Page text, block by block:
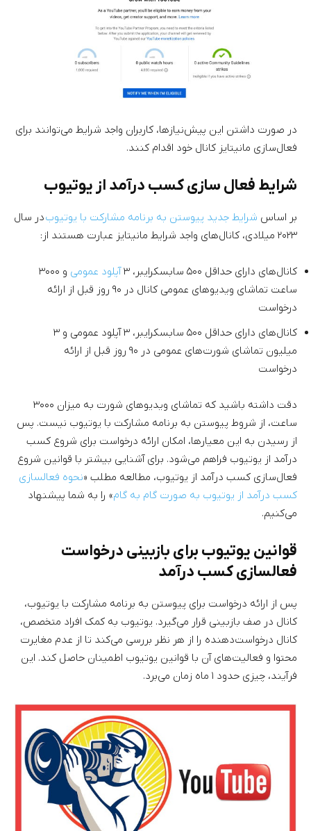
در صورت داشتن این پیش‌نیازها، کاربران واجد شرایط می‌توانند برای
فعال‌سازی مانیتایز کانال خود اقدام کنند.
شرایط فعال سازی کسب درآمد از یوتیوب
بر اساس شرایط جدید پیوستن به برنامه مشارکت با یوتیوبدر سال
۲۰۲۳ میلادی، کانال‌های واجد شرایط مانیتایز عبارت هستند از:
کانال‌های دارای حداقل ۵۰۰ سابسکرایبر، ۳ آپلود عمومی
و ۳۰۰۰
ساعت تماشای ویدیوهای عمومی کانال در ۹۰ روز قبل از ارائه
درخواست
کانال‌های دارای حداقل ۵۰۰ سابسکرایبر، ۳ آپلود عمومی و ۳
میلیون تماشای شورت‌های عمومی در ۹۰ روز قبل از ارائه
درخواست
دقت داشته باشید که تماشای ویدیوهای شورت به میزان ۳۰۰۰
ساعت، از شروط پیوستن به برنامه مشارکت با یوتیوب نیست. پس
از رسیدن به این معیارها، امکان ارائه درخواست برای شروع کسب
درآمد از یوتیوب فراهم می‌شود. برای آشنایی بیشتر با قوانین شروع
فعال‌سازی کسب درآمد از یوتیوب، مطالعه مطلب «نحوه فعالسازی
کسب درآمد از یوتیوب به صورت گام به گام» را به شما پیشنهاد
می‌کنیم.
قوانین یوتیوب برای بازبینی درخواست
فعالسازی کسب درآمد
پس از ارائه درخواست برای پیوستن به برنامه مشارکت با یوتیوب،
کانال در صف بازبینی قرار می‌گیرد. یوتیوب به کمک افراد متخصص،
کانال درخواست‌دهنده را از هر نظر بررسی می‌کند تا از عدم مغایرت
محتوا و فعالیت‌های آن با قوانین یوتیوب اطمینان حاصل کند. این
فرآیند، چیزی حدود ۱ ماه زمان می‌برد.